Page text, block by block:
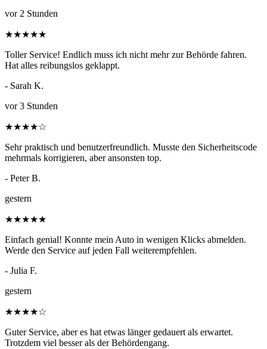
vor 2 Stunden
★★★★★
Toller Service! Endlich muss ich nicht mehr zur Behörde fahren.
Hat alles reibungslos geklappt.
- Sarah K.
vor 3 Stunden
★★★★☆
Sehr praktisch und benutzerfreundlich. Musste den Sicherheitscode
mehrmals korrigieren, aber ansonsten top.
- Peter B.
gestern
★★★★★
Einfach genial! Konnte mein Auto in wenigen Klicks abmelden.
Werde den Service auf jeden Fall weiterempfehlen.
- Julia F.
gestern
★★★★☆
Guter Service, aber es hat etwas länger gedauert als erwartet.
Trotzdem viel besser als der Behördengang.